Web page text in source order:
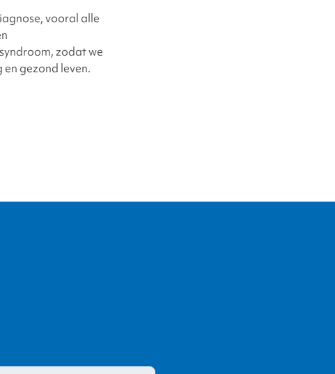
vooral alle
zodat we
gezond leven.